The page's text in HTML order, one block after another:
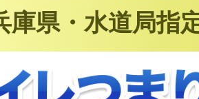
漏れ
水漏れ
漏れ
庫県・水道局指